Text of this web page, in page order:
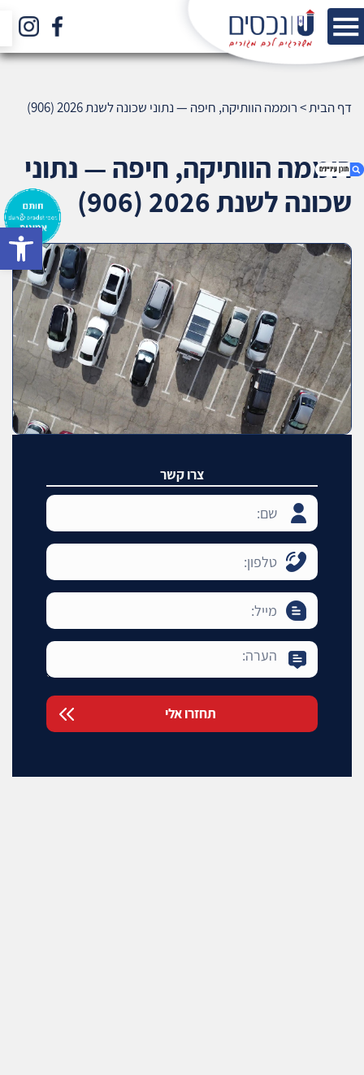
(906)
2. אודות U נכסים
3. שאלתם ? ענינו !
דף הבית>רוממה הוותיקה, חיפה — נתוני שכונה לשנת 2026 (906)
רוממה הוותיקה, חיפה — נתוני
שכונה לשנת 2026 (906)
צרו קשר